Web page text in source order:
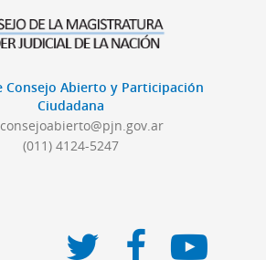
Consejo Abierto y Participación
Ciudadana
(011) 4124-5247